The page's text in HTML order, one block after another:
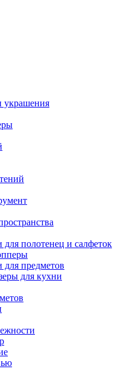
украшения
полотенец и салфеток
для предметов
для кухни